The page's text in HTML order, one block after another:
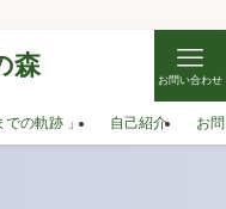
森 お問い合わせ
での軌跡 」 自己紹介 お